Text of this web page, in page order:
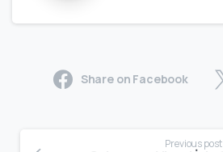
Share on Facebook
Previous post